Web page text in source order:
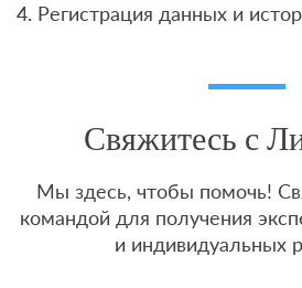
4. Регистрация данных и
Свяжитесь с
Мы здесь, чтобы помочь!
командой для получения
и индивидуальных